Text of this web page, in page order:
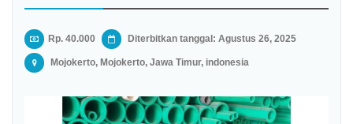
Rp. 40.000 Diterbitkan tanggal: Agustus 26, 2025
Mojokerto, Mojokerto, Jawa Timur, indonesia